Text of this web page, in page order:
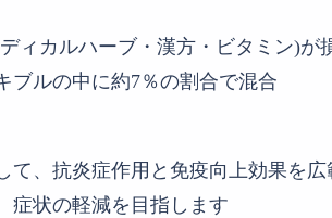
ィカルハーブ・漢方・ビタミン)が
ブルの中に約7％の割合で混合
て、抗炎症作用と免疫向上効果を
症状の軽減を目指します